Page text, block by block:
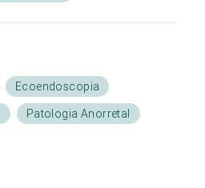
Ecoendoscopia
Patologia Anorretal